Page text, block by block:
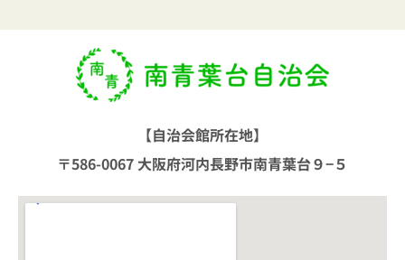
【自治会館所在地】
〒586-0067 大阪府河内長野市南青葉台９−５